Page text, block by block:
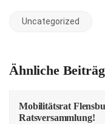
Uncategorized
Ähnliche
Mobilitätsrat
Ratsversammlung!